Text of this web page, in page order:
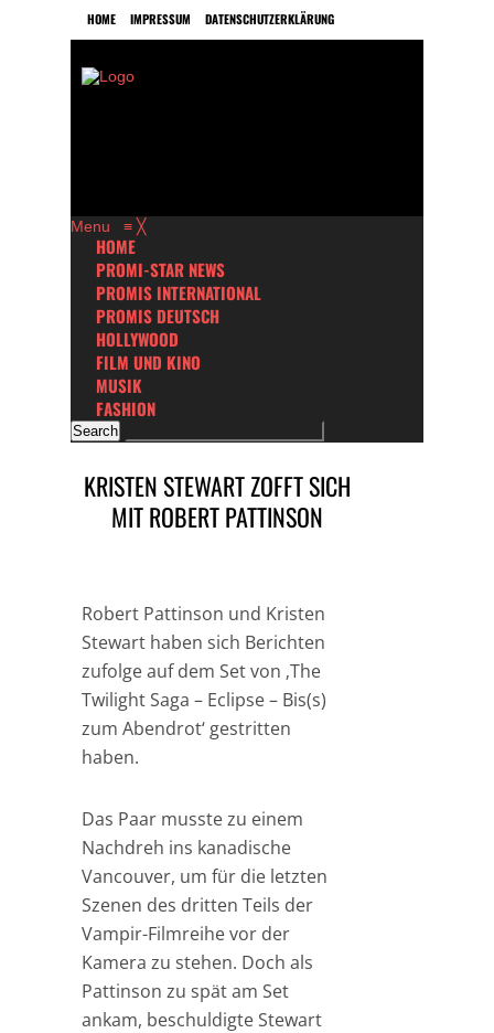
HOME IMPRESSUM DATENSCHUTZERKLÄRUNG
Menu ≡ ╳
HOME
PROMI-STAR NEWS
PROMIS INTERNATIONAL
PROMIS DEUTSCH
HOLLYWOOD
FILM UND KINO
MUSIK
FASHION
KRISTEN STEWART ZOFFT SICH
MIT ROBERT PATTINSON
Robert Pattinson und Kristen
Stewart haben sich Berichten
zufolge auf dem Set von ‚The
Twilight Saga – Eclipse – Bis(s)
zum Abendrot‘ gestritten
haben.
Das Paar musste zu einem
Nachdreh ins kanadische
Vancouver, um für die letzten
Szenen des dritten Teils der
Vampir-Filmreihe vor der
Kamera zu stehen. Doch als
Pattinson zu spät am Set
ankam, beschuldigte Stewart